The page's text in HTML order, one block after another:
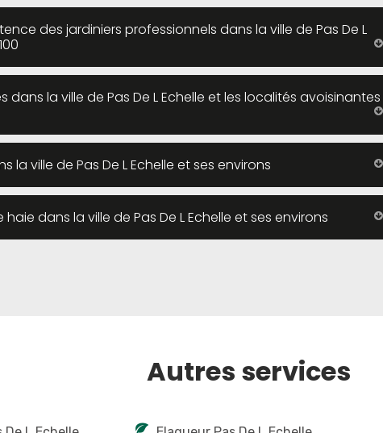
des jardiniers professionnels dans la ville de Pas De L
la ville de Pas De L Echelle et les localités avoisinantes
la ville de Pas De L Echelle et ses environs
dans la ville de Pas De L Echelle et ses environs
Autres services